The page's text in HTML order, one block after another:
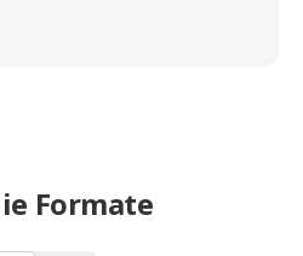
Formate